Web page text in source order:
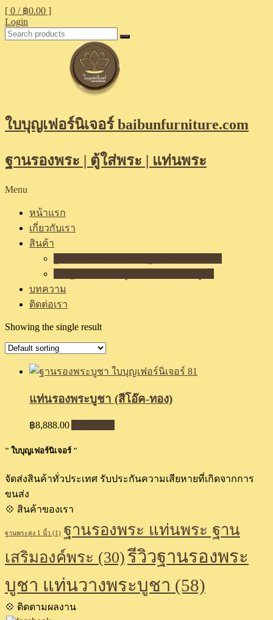
[ 0 / ฿0.00 ]
Login
ใบบุญเฟอร์นิเจอร์ baibunfurniture.com
ฐานรองพระ | ตู้ใส่พระ | แท่นพระ
Menu
หน้าแรก
เกี่ยวกับเรา
สินค้า
บทความ
ติดต่อเรา
Showing the single result
แท่นรองพระบูชา (สีโอ๊ค-ทอง)
฿8,888.00
" ใบบุญเฟอร์นิเจอร์ "
จัดส่งสินค้าทั่วประเทศ รับประกันความเสียหายที่เกิดจากการ
ขนส่ง
💠 สินค้าของเรา
ฐานพระสูง 1 นิ้ว (1) ฐานรองพระ แท่นพระ ฐาน
เสริมองค์พระ (30)รีวิวฐานรองพระ
บูชา แท่นวางพระบูชา (58)
💠 ติดตามผลงาน